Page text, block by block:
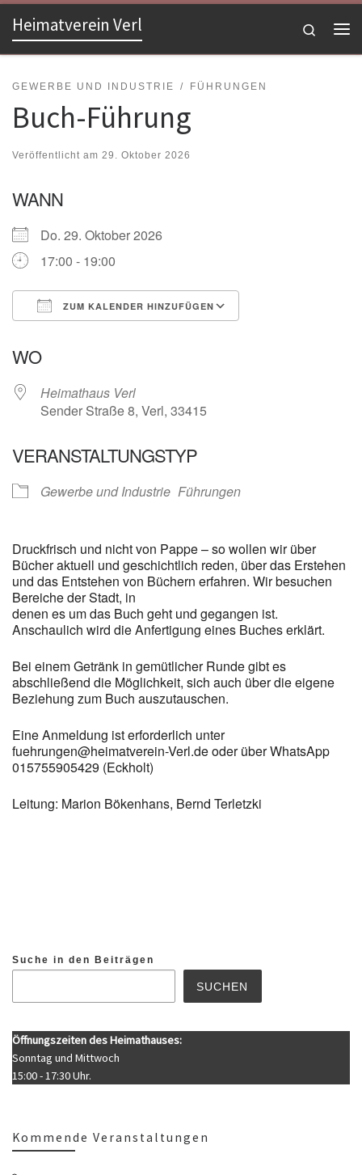
Zum Inhalt springen
Heimatverein Verl
Search
GEWERBE UND INDUSTRIE FÜHRUNGEN
Buch-Führung
Veröffentlicht am 29. Oktober 2026
WANN
Do. 29. Oktober 2026
17:00 - 19:00
ZUM KALENDER HINZUFÜGEN
WO
Heimathaus Verl
Sender Straße 8, Verl, 33415
VERANSTALTUNGSTYP
Gewerbe und Industrie Führungen
Druckfrisch und nicht von Pappe – so wollen wir über
Bücher aktuell und geschichtlich reden, über das Erstehen
und das Entstehen von Büchern erfahren. Wir besuchen
Bereiche der Stadt, in
denen es um das Buch geht und gegangen ist.
Anschaulich wird die Anfertigung eines Buches erklärt.
Bei einem Getränk in gemütlicher Runde gibt es
abschließend die Möglichkeit, sich auch über die eigene
Beziehung zum Buch auszutauschen.
Eine Anmeldung ist erforderlich unter
fuehrungen@heimatverein-Verl.de oder über WhatsApp
015755905429 (Eckholt)
Leitung: Marion Bökenhans, Bernd Terletzki
Suche in den Beiträgen
SUCHEN
Öffnungszeiten des Heimathauses:
Sonntag und Mittwoch
15:00 - 17:30 Uhr.
Kommende Veranstaltungen